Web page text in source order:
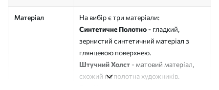
Матеріал
На вибір є три матеріали:
Синтетичне Полотно - гладкий,
зернистий синтетичний матеріал з
глянцевою поверхнею.
Штучний Холст - матовий матеріал,
схожий на полотна художників.